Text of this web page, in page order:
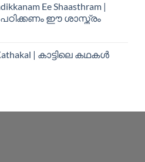
Ee Shaasthram |
ഈ ശാസ്ത്രം
| കാട്ടിലെ കഥകള്‍